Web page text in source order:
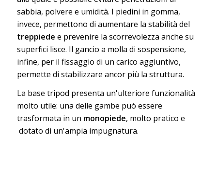
sabbia, polvere e umidità. I piedini in gomma,
invece, permettono di aumentare la stabilità del
treppiede e prevenire la scorrevolezza anche su
superfici lisce. Il gancio a molla di sospensione,
infine, per il fissaggio di un carico aggiuntivo,
permette di stabilizzare ancor più la struttura.
La base tripod presenta un'ulteriore funzionalità
molto utile: una delle gambe può essere
trasformata in un monopiede, molto pratico e
dotato di un'ampia impugnatura.